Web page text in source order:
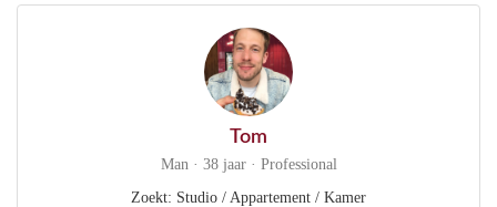
Tom
Man · 38 jaar · Professional
Zoekt: Studio / Appartement / Kamer